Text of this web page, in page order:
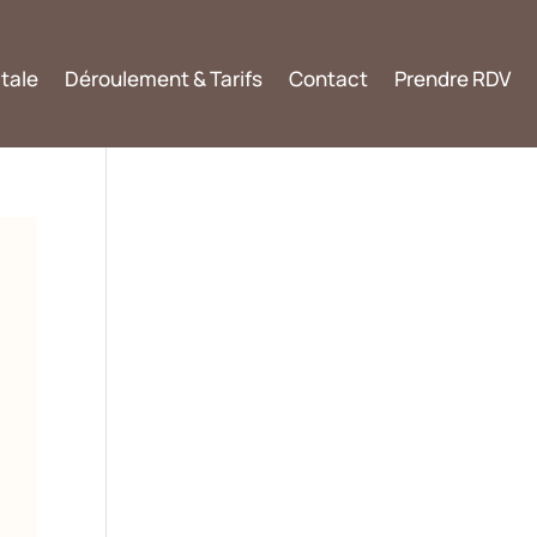
Déroulement & Tarifs Contact Prendre RDV